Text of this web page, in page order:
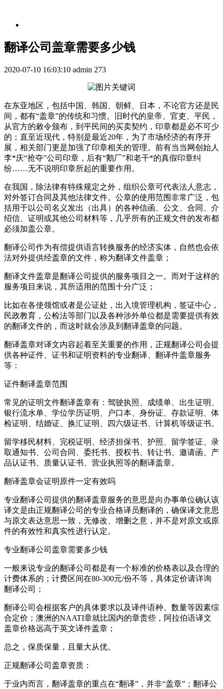
翻译公司盖章需要多少钱
2020-07-10 16:03:10 admin 273
在东亚地区，包括中国、韩国、朝鲜、日本，不论官方还是民
间，都有“盖章”的传统和习惯。旧时代的皇帝、官吏、平民，
从官方的敕令颁布，到平民间的买卖契约，印章都是必不可少
的；直至近现代，特别是最近20年，为了市场经济的有序开
展，相关部门更是加强了印章相关的管理。前有当当网创始人
李*庆“抢夺”公司印章，后有“鹅厂”和老干*的真假印章纠
纷……无不说明印章所起的重要作用。
在我国，除法律有特殊规定之外，组织公章可代表法人意志，
对外签订合同及其他法律文件。公章的使用范围非常广泛，包
括用于以公司名义发出（出具）的各种信函、公文、合同、介
绍信、证明或其他公司材料等，几乎所有的正规文件的发布都
必须加盖公章。
翻译公司作为有偿提供语言转换服务的经济实体，自然也会依
法对外提供经盖章的文件，称为翻译文件盖章；
翻译文件盖章是翻译公司提供的服务项目之一。而对于这样的
服务项目来说，其所适用的范围十分广泛；
比如在各使领馆或者是公证处，出入境管理机构，签证中心，
民政教育，公检法等部门以及各种涉外单位都是需要提供有效
的翻译文件的，而这时就会涉及到翻译盖章的问题。
翻译盖章对译文内容起着至关重要的作用，正规翻译公司会提
供各种证件、证书和证明资料的专业翻译、翻译件盖章服务
等：
证件翻译盖章范围
常见的证明文件翻译盖章有：驾驶执照、成绩单、出生证明、
银行流水单、学位学历证明、户口本、身份证、存款证明、体
检证明、结婚证、换汇证明、四六级证书、计算机等级证书。
留学移民材料、完税证明、经济担保书、护照、留学签证、录
取通知书、公司合同、委托书、授权书、转让书、邀请函、产
品认证书、质量认证书、营业执照等的翻译盖章。
翻译盖章会证明原件一定有效吗
专业翻译公司提供的翻译盖章服务的意思是向办事单位确认该
译文是由正规翻译公司的专业合格译员翻译的，确保译文意思
与原文表达意思一致，无修改、增删之意，并不是对原文或原
件的有效性和真实性进行认定。
专业翻译公司盖章需要多少钱
一般来说专业的翻译公司都是有一个标准的价格表以及合理的
计费体系的；计费区间在80-300元/份不等，具体定价请详询
翻译公司；
翻译公司会根据客户的具体要求以及译件语种、数量等因素综
合定价；澳洲的NAATI章就比国内的章贵些，阿拉伯语译文
盖章价格远高于英文译件盖章；
总之，保质保量，且量大从优。
正规翻译公司盖章资质：
于业内而言，翻译盖章的重点在“翻译”，并非“盖章”；翻译公